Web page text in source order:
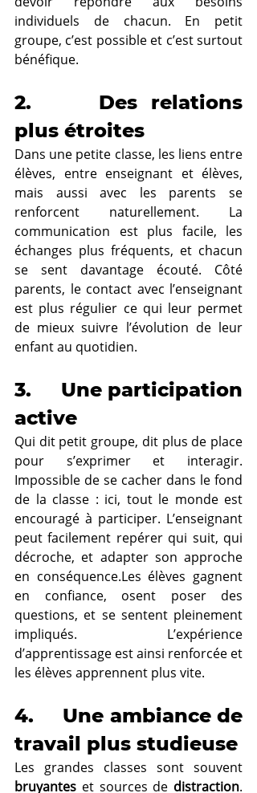
individuels de chacun. En petit
groupe, c’est possible et c’est surtout
bénéfique.
2.     Des relations
plus étroites
Dans une petite classe, les liens entre
élèves, entre enseignant et élèves,
mais aussi avec les parents se
renforcent naturellement. La
communication est plus facile, les
échanges plus fréquents, et chacun
se sent davantage écouté. Côté
parents, le contact avec l’enseignant
est plus régulier ce qui leur permet
de mieux suivre l’évolution de leur
enfant au quotidien.
3.     Une participation
active
Qui dit petit groupe, dit plus de place
pour s’exprimer et interagir.
Impossible de se cacher dans le fond
de la classe : ici, tout le monde est
encouragé à participer. L’enseignant
peut facilement repérer qui suit, qui
décroche, et adapter son approche
en conséquence.Les élèves gagnent
en confiance, osent poser des
questions, et se sentent pleinement
impliqués. L’expérience
d’apprentissage est ainsi renforcée et
les élèves apprennent plus vite.
4.     Une ambiance de
travail plus studieuse
bruyantes et sources de distraction.